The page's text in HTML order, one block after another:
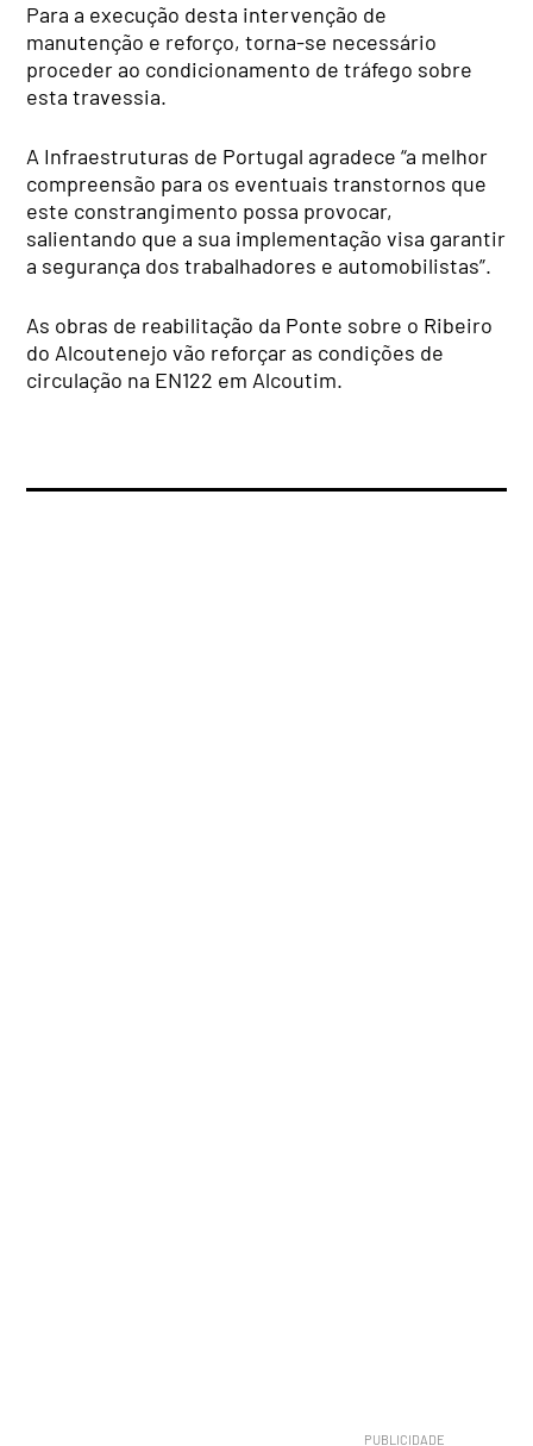
Para a execução desta intervenção de
manutenção e reforço, torna-se necessário
proceder ao condicionamento de tráfego sobre
esta travessia.
A Infraestruturas de Portugal agradece “a melhor
compreensão para os eventuais transtornos que
este constrangimento possa provocar,
salientando que a sua implementação visa garantir
a segurança dos trabalhadores e automobilistas”.
As obras de reabilitação da Ponte sobre o Ribeiro
do Alcoutenejo vão reforçar as condições de
circulação na EN122 em Alcoutim.